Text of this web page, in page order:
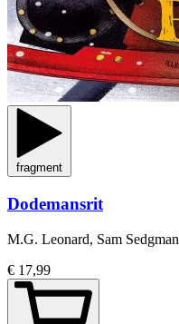
fragment
Dodemansrit
M.G. Leonard, Sam Sedgman
€ 17,99